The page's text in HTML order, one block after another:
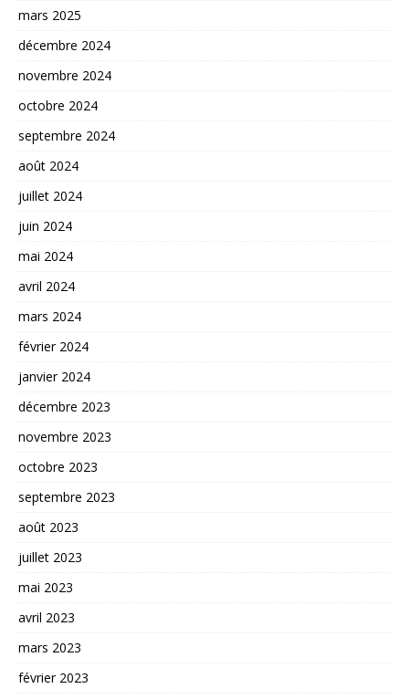
mars 2025
décembre 2024
novembre 2024
octobre 2024
septembre 2024
août 2024
juillet 2024
juin 2024
mai 2024
avril 2024
mars 2024
février 2024
janvier 2024
décembre 2023
novembre 2023
octobre 2023
septembre 2023
août 2023
juillet 2023
mai 2023
avril 2023
mars 2023
février 2023